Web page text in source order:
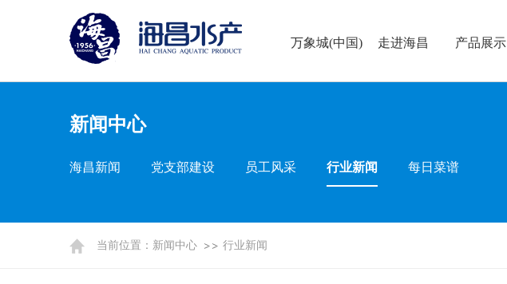
万象城(中国) 走进海昌 产品展示
新闻中心
海昌新闻 党支部建设 员工风采 行业新闻 每日菜谱
当前位置： 新闻中心 行业新闻